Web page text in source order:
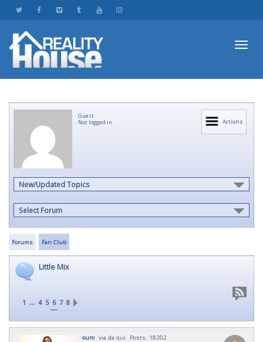
Actions
Guest
Not logged in
New/Updated Topics
Select Forum
Forums Fan Club
Little Mix
1 ... 4 5 6 7 8
ouro via da qui Posts: 18202